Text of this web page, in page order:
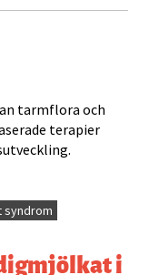
tarmflora och
terapier
syndrom
i